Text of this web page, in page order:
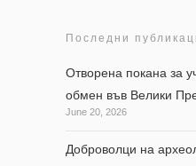
Последни
Отворена покана за
обмен във Велики
June 20, 2026
Доброволци на